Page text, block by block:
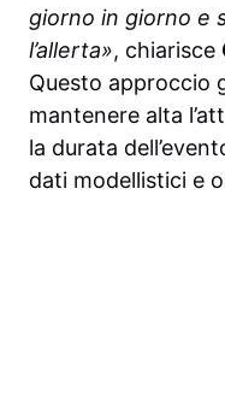
giorno in giorno e
l’allerta», chiarisce
Questo approccio
mantenere alta
la durata
dati modellistici e